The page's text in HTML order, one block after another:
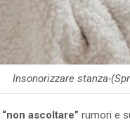
Insonorizzare stanza-
“non ascoltare” rumori e